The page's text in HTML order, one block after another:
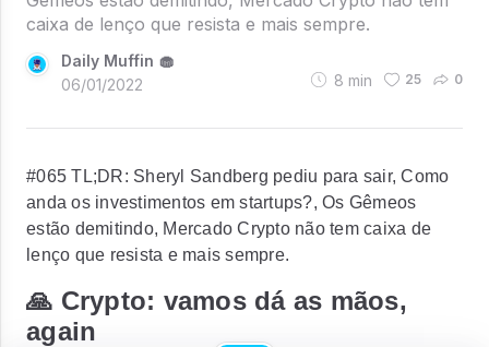
caixa de lenço que resista e mais sempre.
Daily Muffin 🧁
06/01/2022
8 min 25 0
#065 TL;DR: Sheryl Sandberg pediu para sair, Como
anda os investimentos em startups?, Os Gêmeos
estão demitindo, Mercado Crypto não tem caixa de
lenço que resista e mais sempre.
🙏 Crypto: vamos dá as mãos,
again